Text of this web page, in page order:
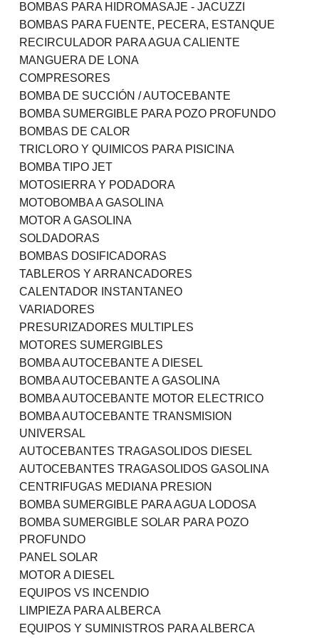
BOMBAS PARA HIDROMASAJE - JACUZZI
BOMBAS PARA FUENTE, PECERA, ESTANQUE
RECIRCULADOR PARA AGUA CALIENTE
MANGUERA DE LONA
COMPRESORES
BOMBA DE SUCCIÓN / AUTOCEBANTE
BOMBA SUMERGIBLE PARA POZO PROFUNDO
BOMBAS DE CALOR
TRICLORO Y QUIMICOS PARA PISICINA
BOMBA TIPO JET
MOTOSIERRA Y PODADORA
MOTOBOMBA A GASOLINA
MOTOR A GASOLINA
SOLDADORAS
BOMBAS DOSIFICADORAS
TABLEROS Y ARRANCADORES
CALENTADOR INSTANTANEO
VARIADORES
PRESURIZADORES MULTIPLES
MOTORES SUMERGIBLES
BOMBA AUTOCEBANTE A DIESEL
BOMBA AUTOCEBANTE A GASOLINA
BOMBA AUTOCEBANTE MOTOR ELECTRICO
BOMBA AUTOCEBANTE TRANSMISION
UNIVERSAL
AUTOCEBANTES TRAGASOLIDOS DIESEL
AUTOCEBANTES TRAGASOLIDOS GASOLINA
CENTRIFUGAS MEDIANA PRESION
BOMBA SUMERGIBLE PARA AGUA LODOSA
BOMBA SUMERGIBLE SOLAR PARA POZO
PROFUNDO
PANEL SOLAR
MOTOR A DIESEL
EQUIPOS VS INCENDIO
LIMPIEZA PARA ALBERCA
EQUIPOS Y SUMINISTROS PARA ALBERCA